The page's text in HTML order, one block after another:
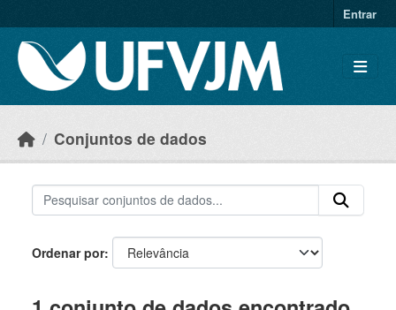
Entrar
Conjuntos de dados
Ordenar por